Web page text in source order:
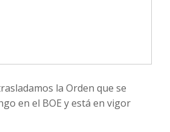
la Orden que se
en el BOE y está en vigor